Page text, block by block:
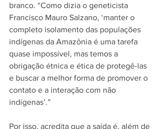
branco. “Como dizia o geneticista
Francisco Mauro Salzano, ‘manter o
completo isolamento das populações
indígenas da Amazônia é uma tarefa
quase impossível, mas temos a
obrigação étnica e ética de protegê-las
e buscar a melhor forma de promover o
contato e a interação com não
indígenas’.”
Por isso, acredita que a saída é, além de